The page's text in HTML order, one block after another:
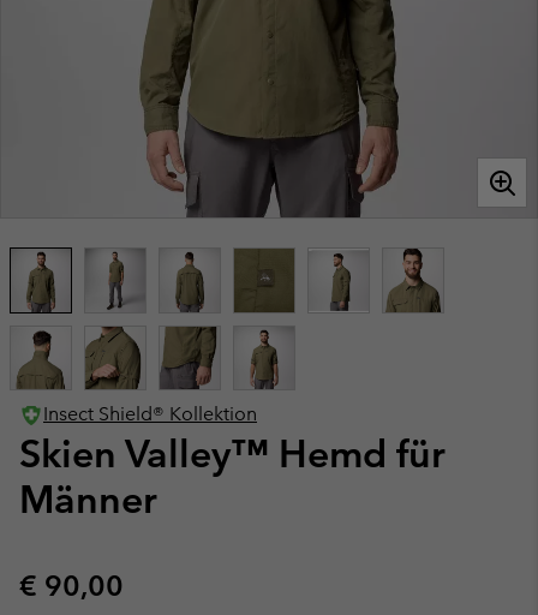
Insect Shield® Kollektion
Skien Valley™ Hemd für
Männer
Regular price:
€ 90,00